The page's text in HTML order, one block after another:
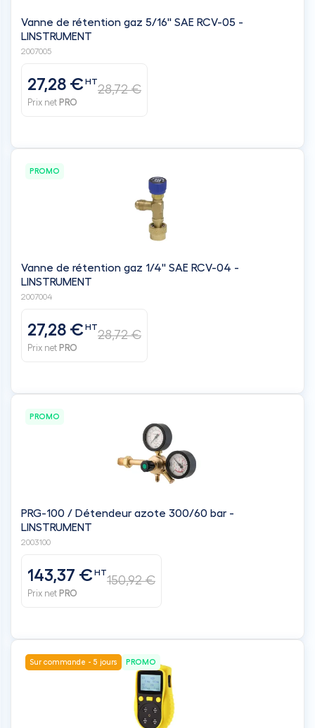
Vanne de rétention gaz 5/16'' SAE RCV-05 -
LINSTRUMENT
2007005
27,28 €HT
Prix net PRO
28,72 €
PROMO
Vanne de rétention gaz 1/4'' SAE RCV-04 -
LINSTRUMENT
2007004
27,28 €HT
Prix net PRO
28,72 €
PROMO
PRG-100 / Détendeur azote 300/60 bar -
LINSTRUMENT
2003100
143,37 €HT
Prix net PRO
150,92 €
Sur commande - 5 jours PROMO